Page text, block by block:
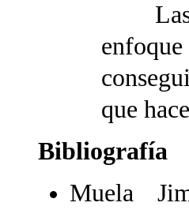
Las
que
Bibliografía
Muela